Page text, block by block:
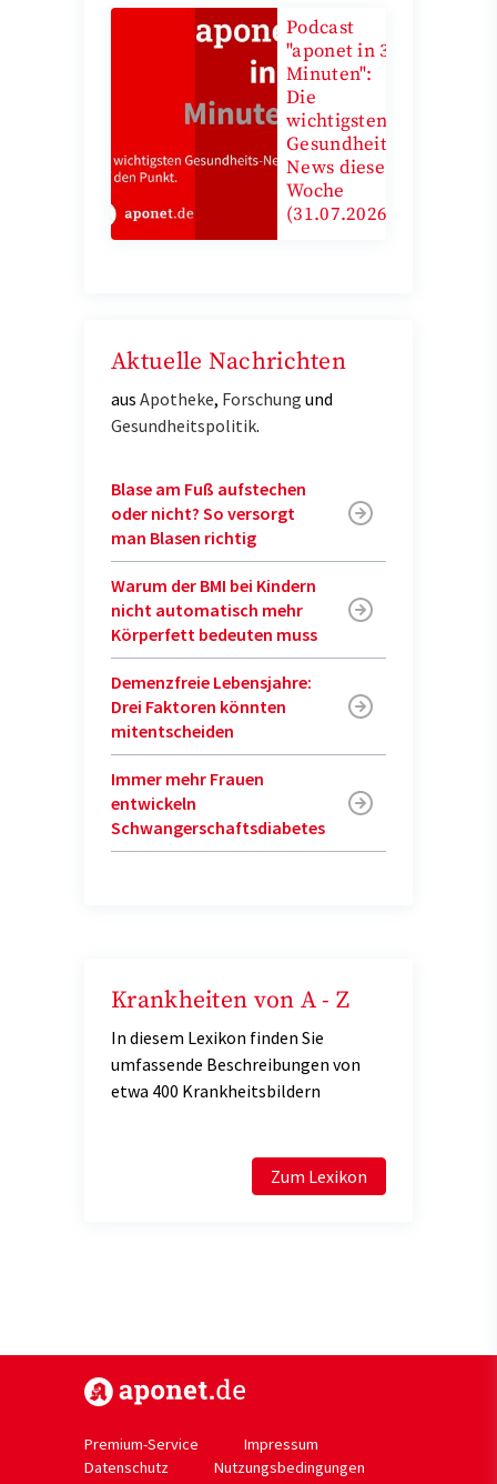
Podcast
"aponet in 3
Minuten":
Die
wichtigsten
Gesundheits-
News diese
Woche
(31.07.2026)
Aktuelle Nachrichten
aus Apotheke, Forschung und
Gesundheitspolitik.
Blase am Fuß aufstechen
oder nicht? So versorgt
man Blasen richtig
Warum der BMI bei Kindern
nicht automatisch mehr
Körperfett bedeuten muss
Demenzfreie Lebensjahre:
Drei Faktoren könnten
mitentscheiden
Immer mehr Frauen
entwickeln
Schwangerschaftsdiabetes
Krankheiten von A - Z
In diesem Lexikon finden Sie
umfassende Beschreibungen von
etwa 400 Krankheitsbildern
Zum Lexikon
Premium-Service
Impressum
Datenschutz
Nutzungsbedingungen